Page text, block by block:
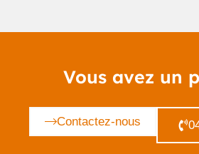
Vous avez un
Contactez-nous